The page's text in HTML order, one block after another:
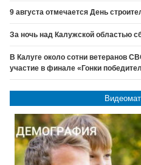
9 августа отмечается День
За ночь над Калужской областью
В Калуге около сотни ветеранов
участие в финале «Гонки